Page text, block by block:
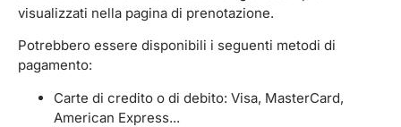
visualizzati nella pagina di prenotazione.
Potrebbero essere disponibili i seguenti metodi di
pagamento:
Carte di credito o di debito: Visa, MasterCard,
American Express...